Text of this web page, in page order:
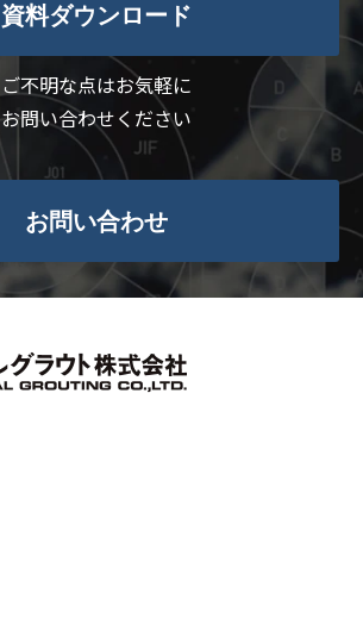
資料ダウンロード
ご不明な点はお気軽に
お問い合わせください
お問い合わせ